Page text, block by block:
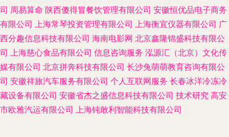
司 周易算命 陕西傻得冒餐饮管理有限公司 安徽恒优品电子商务
有限公司 上海常琴投资管理有限公司 上海衡宜仪器有限公司 广
西分趣信息科技有限公司 海南电影网 北京鑫隆锦盛科技有限公
司 上海慈心食品有限公司 信息咨询服务 泓源汇（北京）文化传
媒有限公司 北京拼奔科技有限公司 长沙兔萌萌教育咨询有限公
司 安徽祥旅汽车服务有限公司 个人互联网服务 长春冰洋冷冻冷
藏设备有限公司 安徽省杰之盛信息科技有限公司 技术研究 高安
市欧雅汽运有限公司 上海钝敢利智能科技有限公司